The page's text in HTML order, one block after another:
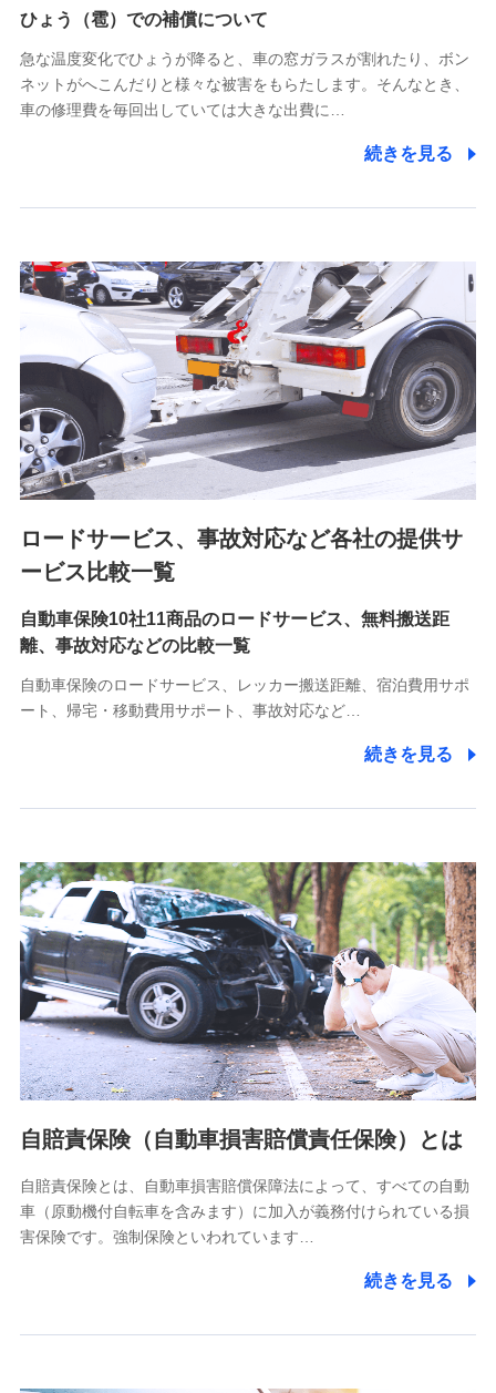
供し、金融商品等の契約を勧奨するため
アンケートやキャンペーン等の実施のため
上記に係る連絡・手続き・管理等付帯業務を行うため
5.通話録音にて取得する情報
7.社員（従業者）の個人情報
人事･勤怠･健康・労務等の管理、給与支給、福利厚生・採用
退職関連処理等の各種手続きのため、当社と従業員または従
業員同士の連絡のため
8.取引先個人情報
取引先としての選定業務、営業情報の提供業務、契約締結手
続き業務、取引管理業務、およびこれらに準ずる業務の遂行
のため
9.お問い合わせ情報
各種お問い合わせに対応するため
10.受託業務の 個人情報
受託業務の遂行およびこれらに準ずる業務の遂行のため
11.マイカー通勤管理クラウド並びに法人向けASPサー
をお送りするため
分析するため
当社の対応品質向上やお問い合わせ内容の正確な把握のため
個人情報保護管理者の職名、連絡先
株式会社ドコモ・インシュアランス 営業部長
〒103-0013 東京都中央区日本橋人形町2-14-10 アーバン
ネット日本橋ビル 3F
株式会社ドコモ・インシュアランス
個人情報の第三者提供について
除き、第三者に提供いたしません。
業務の委託
当社は利用目的の達成に必要な範囲内において個人情報の取
ひょう（雹）での補償について
急な温度変化でひょうが降ると、車の窓ガラスが割れたり、ボン
ネットがへこんだりと様々な被害をもらたします。そんなとき、
車の修理費を毎回出していては大きな出費に…
続きを見る
ロードサービス、事故対応など各社の提供サ
ービス比較一覧
自動車保険10社11商品のロードサービス、無料搬送距
離、事故対応などの比較一覧
自動車保険のロードサービス、レッカー搬送距離、宿泊費用サポ
ート、帰宅・移動費用サポート、事故対応など…
続きを見る
自賠責保険（自動車損害賠償責任保険）とは
自賠責保険とは、自動車損害賠償保障法によって、すべての自動
車（原動機付自転車を含みます）に加入が義務付けられている損
害保険です。強制保険といわれています…
続きを見る